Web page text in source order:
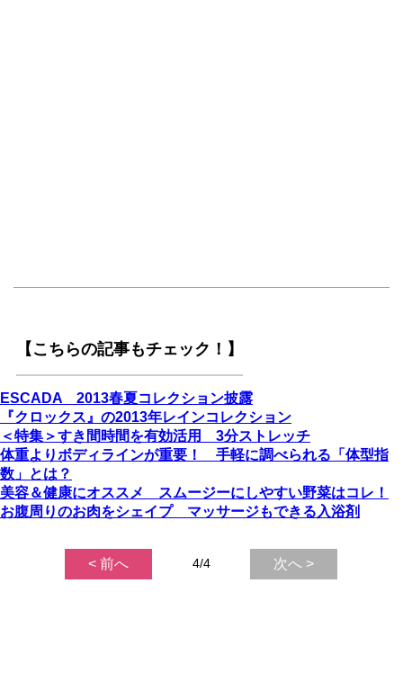
【こちらの記事もチェック！】
ESCADA 2013春夏コレクション披露
『クロックス』の2013年レインコレクション
＜特集＞すき間時間を有効活用 3分ストレッチ
体重よりボディラインが重要！ 手軽に調べられる「体型指
数」とは？
美容＆健康にオススメ スムージーにしやすい野菜はコレ！
お腹周りのお肉をシェイプ マッサージもできる入浴剤
< 前へ 4/4 次へ >